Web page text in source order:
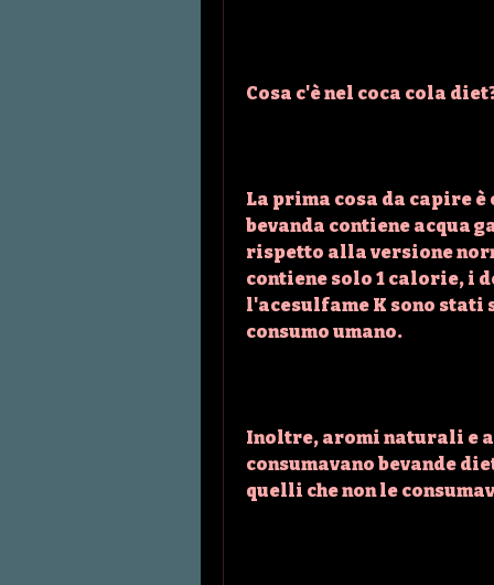
Cosa c'è nel coca cola
La prima cosa da capire è
bevanda contiene acqua
rispetto alla versione
contiene solo 1 calorie, i
l'acesulfame K sono
consumo umano.
Inoltre, aromi naturali e
consumavano bevande
quelli che non le